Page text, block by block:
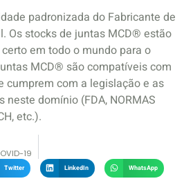
padronizada do Fabricante de
Os stocks de juntas MCD® estão
em todo o mundo para o
MCD® são compatíveis com
cumprem com a legislação e as
domínio (FDA, NORMAS
etc.).
19
Twitter LinkedIn WhatsApp